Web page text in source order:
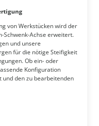
von Werkstücken wird der
Schwenk-Achse erweitert.
und unsere
für die nötige Steifigkeit
Ob ein- oder
Konfiguration
und den zu bearbeitenden